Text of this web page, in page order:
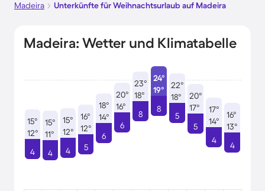
Madeira
Unterkünfte für Weihnachtsurlaub auf Madeira
Madeira: Wetter und Klimatabelle
15°
12°
4
15°
11°
4
15°
12°
4
16°
12°
5
18°
14°
6
20°
16°
6
23°
18°
8
24°
19°
8
22°
18°
5
20°
17°
5
17°
14°
4
16°
13°
4